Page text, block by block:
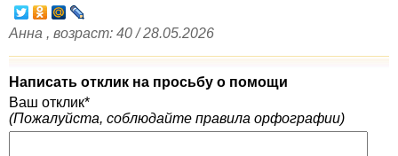
Анна , возраст: 40 / 28.05.2026
Написать отклик на просьбу о помощи
Ваш отклик*
(Пожалуйста, соблюдайте правила орфографии)